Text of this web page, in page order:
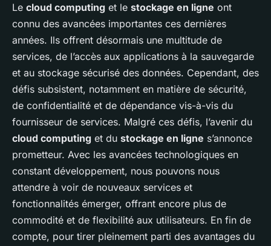
Le cloud computing et le stockage en ligne ont
connu des avancées importantes ces dernières
années. Ils offrent désormais une multitude de
services, de l’accès aux applications à la sauvegarde
et au stockage sécurisé des données. Cependant, des
défis subsistent, notamment en matière de sécurité,
de confidentialité et de dépendance vis-à-vis du
fournisseur de services. Malgré ces défis, l’avenir du
cloud computing et du stockage en ligne s’annonce
prometteur. Avec les avancées technologiques en
constant développement, nous pouvons nous
attendre à voir de nouveaux services et
fonctionnalités émerger, offrant encore plus de
commodité et de flexibilité aux utilisateurs. En fin de
compte, pour tirer pleinement parti des avantages du